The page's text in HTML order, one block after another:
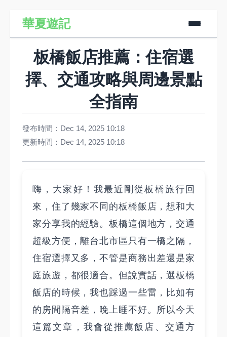
華夏遊記
板橋飯店推薦：住宿選
擇、交通攻略與周邊景點
全指南
發布時間：Dec 14, 2025 10:18
更新時間：Dec 14, 2025 10:18
嗨，大家好！我最近剛從板橋旅行回
來，住了幾家不同的板橋飯店，想和大
家分享我的經驗。板橋這個地方，交通
超級方便，離台北市區只有一橋之隔，
住宿選擇又多，不管是商務出差還是家
庭旅遊，都很適合。但說實話，選板橋
飯店的時候，我也踩過一些雷，比如有
的房間隔音差，晚上睡不好。所以今天
這篇文章，我會從推薦飯店、交通方